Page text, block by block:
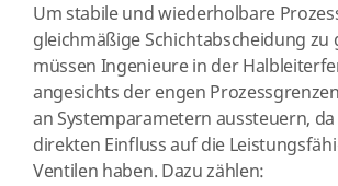
Um stabile und wiederholbare
gleichmäßige Schichtabscheidung zu
müssen Ingenieure in der
angesichts der engen
an Systemparametern aussteuern,
direkten Einfluss auf die
Ventilen haben. Dazu zählen: